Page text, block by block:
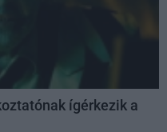
ígérkezik a